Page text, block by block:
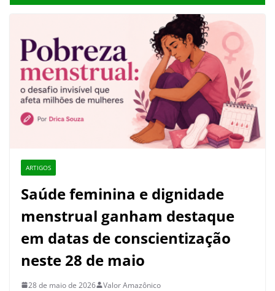
ARTIGOS
Saúde feminina e dignidade
menstrual ganham destaque
em datas de conscientização
neste 28 de maio
28 de maio de 2026 Valor Amazônico